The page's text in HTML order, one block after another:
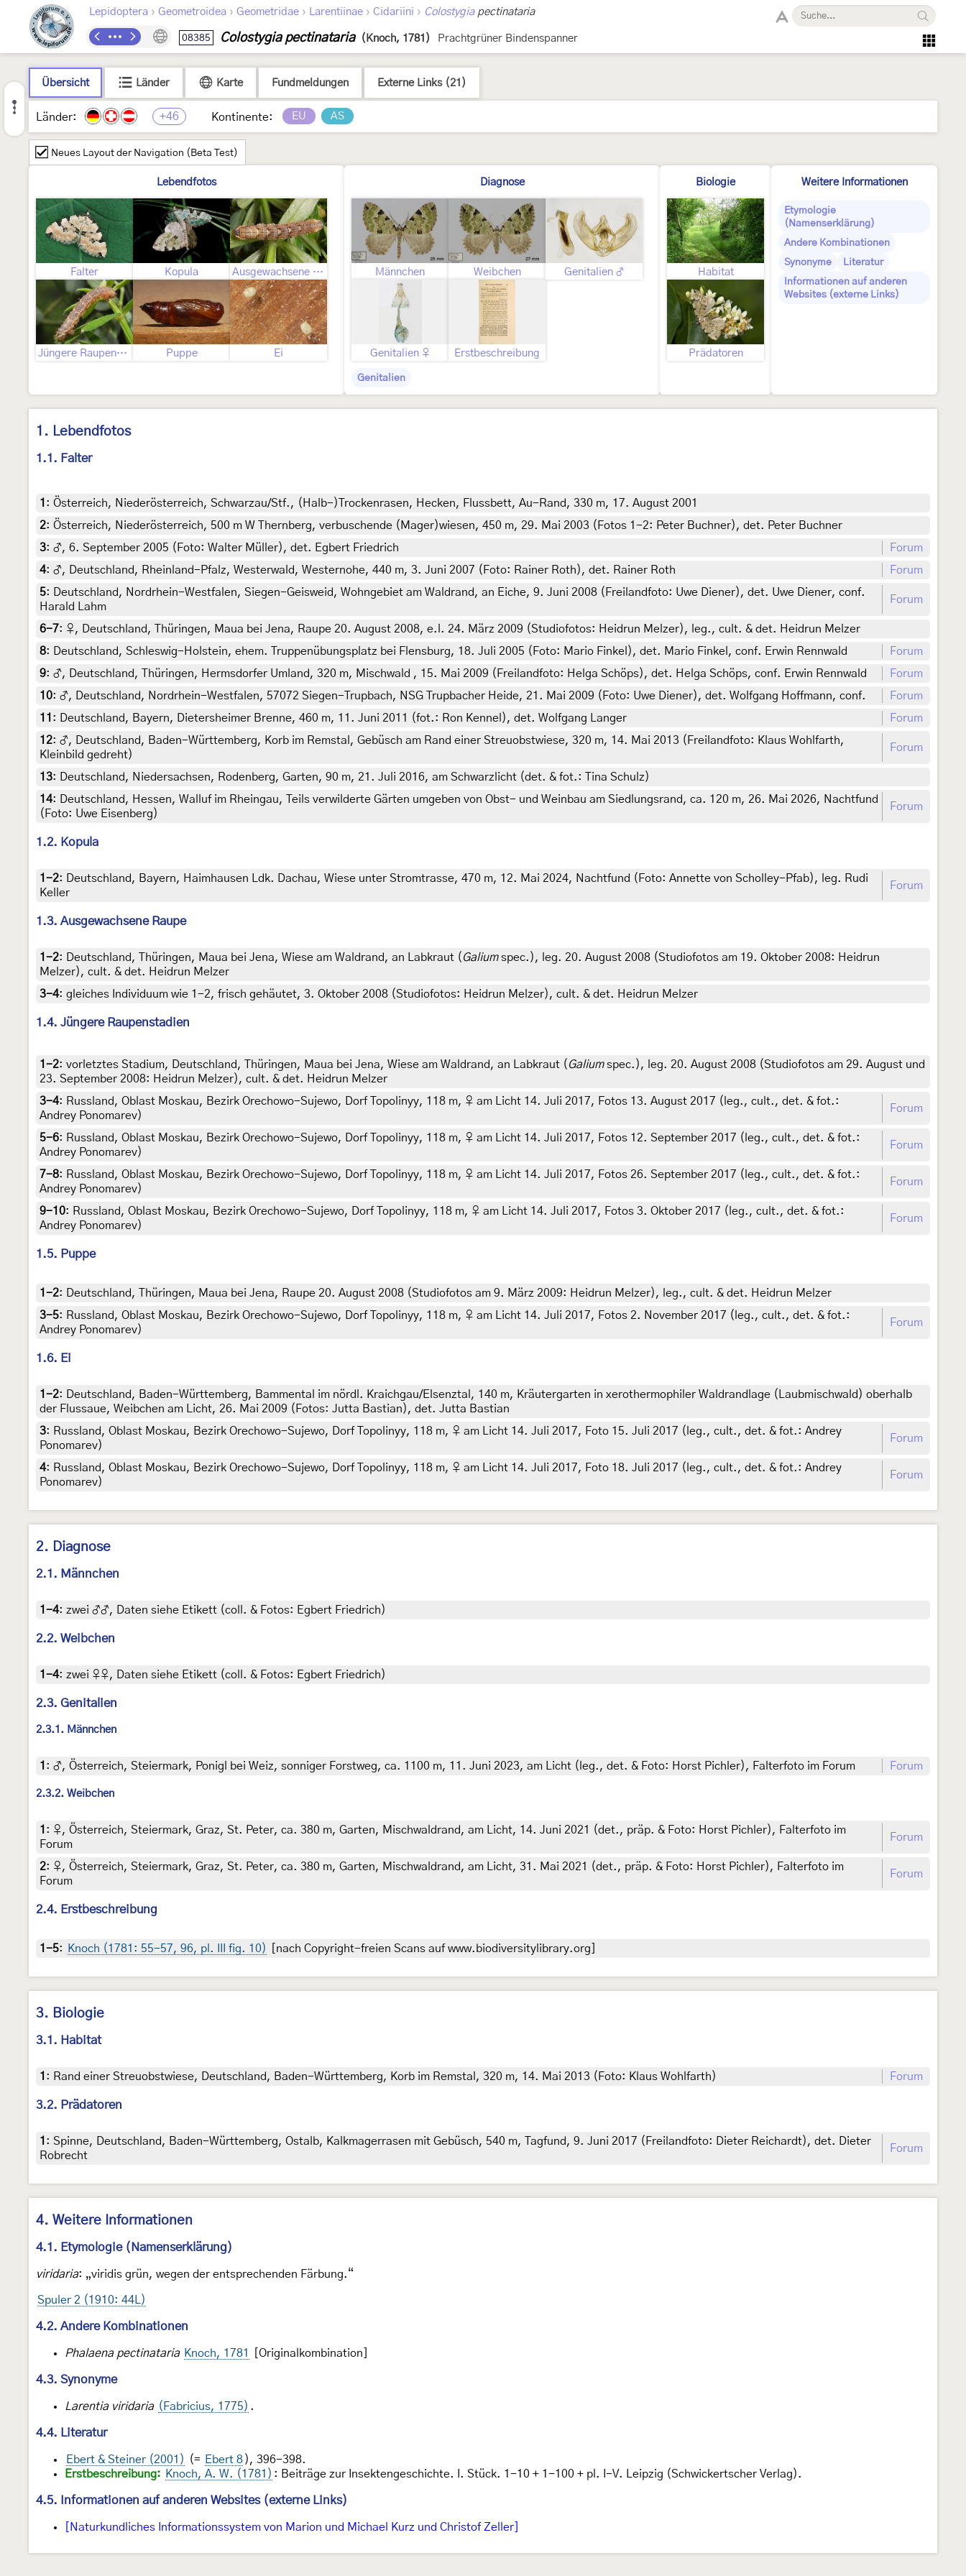
Lepidoptera › Geometroidea › Geometridae › Larentiinae › Cidariini › Colostygiapectinataria
08385 Colostygia pectinataria (Knoch, 1781) Prachtgrüner Bindenspanner
Übersicht Länder Karte Fundmeldungen Externe Links (21)
Länder: +46 Kontinente: EU AS
Neues Layout der Navigation (Beta Test)
Lebendfotos
Falter Kopula Ausgewachsene Raupe
Jüngere Raupenstadien Puppe Ei
Diagnose
Männchen Weibchen Genitalien ♂
Genitalien ♀ Erstbeschreibung
Genitalien
Biologie
Habitat
Prädatoren
Weitere Informationen
Etymologie
(Namenserklärung)
Andere Kombinationen
Synonyme
Literatur
Informationen auf anderen
Websites (externe Links)
1. Lebendfotos
1.1. Falter
1 : Österreich, Niederösterreich, Schwarzau/Stf., (Halb-)Trockenrasen, Hecken, Flussbett, Au-Rand, 330 m, 17. August 2001
2: Österreich, Niederösterreich, 500 m W Thernberg, verbuschende (Mager)wiesen, 450 m, 29. Mai 2003 (Fotos 1-2: Peter Buchner), det. Peter Buchner
3: ♂, 6. September 2005 (Foto: Walter Müller), det. Egbert Friedrich
Forum
4: ♂, Deutschland, Rheinland-Pfalz, Westerwald, Westernohe, 440 m, 3. Juni 2007 (Foto: Rainer Roth), det. Rainer Roth
Forum
5:
Deutschland, Nordrhein-Westfalen, Siegen-Geisweid, Wohngebiet am Waldrand, an Eiche, 9. Juni 2008 (Freilandfoto: Uwe Diener), det. Uwe Diener, conf.
Harald Lahm
Forum
6-7: ♀, Deutschland, Thüringen, Maua bei Jena, Raupe 20. August 2008, e.l. 24. März 2009 (Studiofotos: Heidrun Melzer), leg., cult. & det. Heidrun Melzer
8: Deutschland, Schleswig-Holstein, ehem. Truppenübungsplatz bei Flensburg, 18. Juli 2005 (Foto: Mario Finkel), det. Mario Finkel, conf. Erwin Rennwald
Forum
9: ♂, Deutschland, Thüringen, Hermsdorfer Umland, 320 m, Mischwald , 15. Mai 2009 (Freilandfoto: Helga Schöps), det. Helga Schöps, conf. Erwin Rennwald
Forum
10: ♂, Deutschland, Nordrhein-Westfalen, 57072 Siegen-Trupbach, NSG Trupbacher Heide, 21. Mai 2009 (Foto: Uwe Diener), det. Wolfgang Hoffmann, conf.
Forum
11 : Deutschland, Bayern, Dietersheimer Brenne, 460 m, 11. Juni 2011 (fot.: Ron Kennel), det. Wolfgang Langer
Forum
12: ♂, Deutschland, Baden-Württemberg, Korb im Remstal, Gebüsch am Rand einer Streuobstwiese, 320 m, 14. Mai 2013 (Freilandfoto: Klaus Wohlfarth,
Kleinbild gedreht)
Forum
13:
Deutschland, Niedersachsen, Rodenberg, Garten, 90 m, 21. Juli 2016, am Schwarzlicht (det. & fot.: Tina Schulz)
14:
Deutschland, Hessen, Walluf im Rheingau, Teils verwilderte Gärten umgeben von Obst- und Weinbau am Siedlungsrand, ca. 120 m, 26. Mai 2026, Nachtfund
(Foto: Uwe Eisenberg)
Forum
1.2. Kopula
1-2:
Deutschland, Bayern, Haimhausen Ldk. Dachau, Wiese unter Stromtrasse, 470 m, 12. Mai 2024, Nachtfund (Foto: Annette von Scholley-Pfab), leg. Rudi
Keller
Forum
1.3. Ausgewachsene Raupe
1-2: Deutschland, Thüringen, Maua bei Jena, Wiese am Waldrand, an Labkraut ( Galiumspec.), leg. 20. August 2008 (Studiofotos am 19. Oktober 2008: Heidrun
Melzer), cult. & det. Heidrun Melzer
3-4: gleiches Individuum wie 1-2, frisch gehäutet, 3. Oktober 2008 (Studiofotos: Heidrun Melzer), cult. & det. Heidrun Melzer
1.4. Jüngere Raupenstadien
1-2: vorletztes Stadium, Deutschland, Thüringen, Maua bei Jena, Wiese am Waldrand, an Labkraut ( Galiumspec.), leg. 20. August 2008 (Studiofotos am 29. August und
23. September 2008: Heidrun Melzer), cult. & det. Heidrun Melzer
3-4: Russland, Oblast Moskau, Bezirk Orechowo-Sujewo, Dorf Topolinyy, 118 m, ♀ am Licht 14. Juli 2017, Fotos 13. August 2017 (leg., cult., det. & fot.:
Andrey Ponomarev)
Forum
5-6: Russland, Oblast Moskau, Bezirk Orechowo-Sujewo, Dorf Topolinyy, 118 m, ♀ am Licht 14. Juli 2017, Fotos 12. September 2017 (leg., cult., det. & fot.:
Andrey Ponomarev)
Forum
7-8: Russland, Oblast Moskau, Bezirk Orechowo-Sujewo, Dorf Topolinyy, 118 m, ♀ am Licht 14. Juli 2017, Fotos 26. September 2017 (leg., cult., det. & fot.:
Andrey Ponomarev)
Forum
9-10: Russland, Oblast Moskau, Bezirk Orechowo-Sujewo, Dorf Topolinyy, 118 m, ♀ am Licht 14. Juli 2017, Fotos 3. Oktober 2017 (leg., cult., det. & fot.:
Andrey Ponomarev)
Forum
1.5. Puppe
1-2: Deutschland, Thüringen, Maua bei Jena, Raupe 20. August 2008 (Studiofotos am 9. März 2009: Heidrun Melzer), leg., cult. & det. Heidrun Melzer
3-5: Russland, Oblast Moskau, Bezirk Orechowo-Sujewo, Dorf Topolinyy, 118 m, ♀ am Licht 14. Juli 2017, Fotos 2. November 2017 (leg., cult., det. & fot.:
Andrey Ponomarev)
Forum
1.6. Ei
1-2: Deutschland, Baden-Württemberg, Bammental im nördl. Kraichgau/Elsenztal, 140 m, Kräutergarten in xerothermophiler Waldrandlage (Laubmischwald) oberhalb
der Flussaue, Weibchen am Licht, 26. Mai 2009 (Fotos: Jutta Bastian), det. Jutta Bastian
3: Russland, Oblast Moskau, Bezirk Orechowo-Sujewo, Dorf Topolinyy, 118 m, ♀ am Licht 14. Juli 2017, Foto 15. Juli 2017 (leg., cult., det. & fot.: Andrey
Ponomarev)
Forum
4: Russland, Oblast Moskau, Bezirk Orechowo-Sujewo, Dorf Topolinyy, 118 m, ♀ am Licht 14. Juli 2017, Foto 18. Juli 2017 (leg., cult., det. & fot.: Andrey
Ponomarev)
Forum
2. Diagnose
2.1. Männchen
1-4: zwei ♂♂, Daten siehe Etikett (coll. & Fotos: Egbert Friedrich)
2.2. Weibchen
1-4: zwei ♀♀, Daten siehe Etikett (coll. & Fotos: Egbert Friedrich)
2.3. Genitalien
2.3.1. Männchen
1 : ♂, Österreich, Steiermark, Ponigl bei Weiz, sonniger Forstweg, ca. 1100 m, 11. Juni 2023, am Licht (leg., det. & Foto: Horst Pichler), Falterfoto im Forum Forum
2.3.2. Weibchen
1 : ♀, Österreich, Steiermark, Graz, St. Peter, ca. 380 m, Garten, Mischwaldrand, am Licht, 14. Juni 2021 (det., präp. & Foto: Horst Pichler), Falterfoto im
Forum
Forum
2: ♀, Österreich, Steiermark, Graz, St. Peter, ca. 380 m, Garten, Mischwaldrand, am Licht, 31. Mai 2021 (det., präp. & Foto: Horst Pichler), Falterfoto im
Forum
Forum
2.4. Erstbeschreibung
1-5: Knoch (1781: 55-57, 96, pl. III fig. 10) [nach Copyright-freien Scans auf www.biodiversitylibrary.org]
3. Biologie
3.1. Habitat
1 : Rand einer Streuobstwiese, Deutschland, Baden-Württemberg, Korb im Remstal, 320 m, 14. Mai 2013 (Foto: Klaus Wohlfarth) Forum
3.2. Prädatoren
1 : Spinne, Deutschland, Baden-Württemberg, Ostalb, Kalkmagerrasen mit Gebüsch, 540 m, Tagfund, 9. Juni 2017 (Freilandfoto: Dieter Reichardt), det. Dieter
Robrecht
Forum
4. Weitere Informationen
4.1. Etymologie (Namenserklärung)
viridaria: „viridis grün, wegen der entsprechenden Färbung.“
Spuler 2 (1910: 44L)
4.2. Andere Kombinationen
Phalaena pectinataria Knoch, 1781 [Originalkombination]
4.3. Synonyme
Larentia viridaria (Fabricius, 1775) .
4.4. Literatur
Ebert & Steiner (2001) (= Ebert 8 ), 396-398.
Erstbeschreibung: Knoch, A. W. (1781) : Beiträge zur Insektengeschichte. I. Stück. 1-10 + 1-100 + pl. I-V. Leipzig (Schwickertscher Verlag).
4.5. Informationen auf anderen Websites (externe Links)
[Naturkundliches Informationssystem von Marion und Michael Kurz und Christof Zeller]